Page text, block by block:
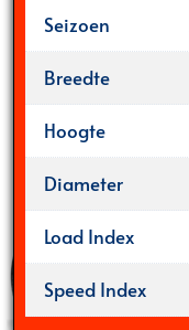
Seizoen
Breedte
Hoogte
Diameter
Load Index
Speed Index